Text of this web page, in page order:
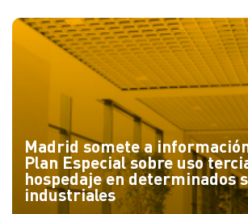
Madrid somete a
Plan Especial sobre uso
hospedaje en determinados
industriales